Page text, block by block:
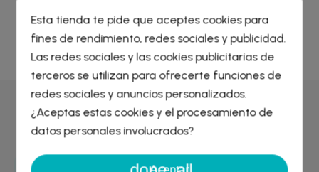
4,71 € 9,31 €
Por qué comprar enFarmacia Liceo
Crear lista de deseos
Nombre de la lista de deseos
Iniciar sesión
Debe iniciar sesión para guardar productos en su lista de
deseos.
Cancelar Iniciar sesión
Esta tienda te pide que aceptes cookies para
fines de rendimiento, redes sociales y publicidad.
Las redes sociales y las cookies publicitarias de
terceros se utilizan para ofrecerte funciones de
redes sociales y anuncios personalizados.
¿Aceptas estas cookies y el procesamiento de
datos personales involucrados?